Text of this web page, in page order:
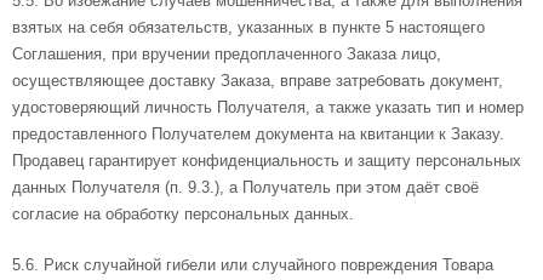
взятых на себя обязательств, указанных в пункте 5 настоящего
Соглашения, при вручении предоплаченного Заказа лицо,
осуществляющее доставку Заказа, вправе затребовать документ,
удостоверяющий личность Получателя, а также указать тип и номер
предоставленного Получателем документа на квитанции к Заказу.
Продавец гарантирует конфиденциальность и защиту персональных
данных Получателя (п. 9.3.), а Получатель при этом даёт своё
согласие на обработку персональных данных.
5.6. Риск случайной гибели или случайного повреждения Товара